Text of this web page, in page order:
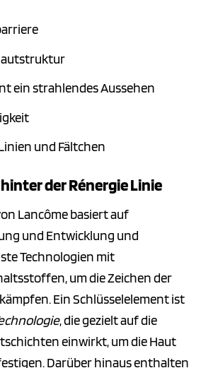
ein strahlendes Aussehen
und Fältchen
der Rénergie Linie
Lancôme basiert auf
und Entwicklung und
Technologien mit
um die Zeichen der
Ein Schlüsselelement ist
, die gezielt auf die
einwirkt, um die Haut
Darüber hinaus enthalten